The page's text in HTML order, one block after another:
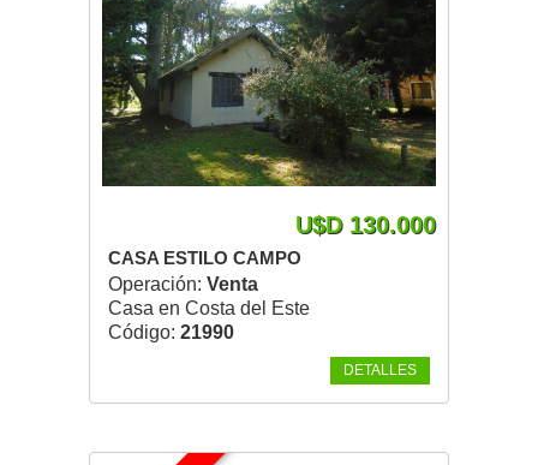
U$D 130.000
CASA ESTILO CAMPO
Operación: Venta
Casa en Costa del Este
Código: 21990
DETALLES